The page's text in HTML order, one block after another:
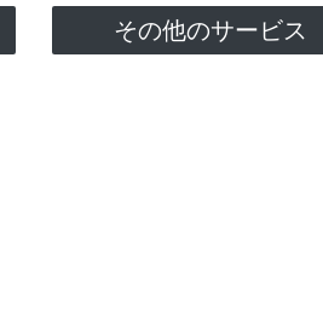
その他のサービス